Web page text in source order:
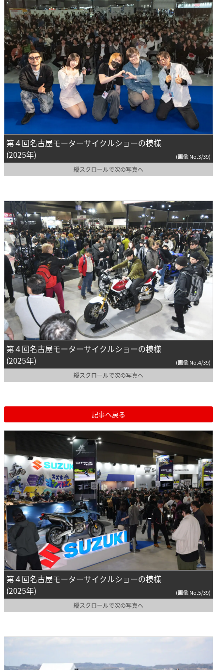
第４回名古屋モーターサイクルショーの模様
(2025年)
(画像 No.3/39)
縦スクロールで次の写真へ
第４回名古屋モーターサイクルショーの模様
(2025年)
(画像 No.4/39)
縦スクロールで次の写真へ
記事へ戻る
第４回名古屋モーターサイクルショーの模様
(2025年)
(画像 No.5/39)
縦スクロールで次の写真へ